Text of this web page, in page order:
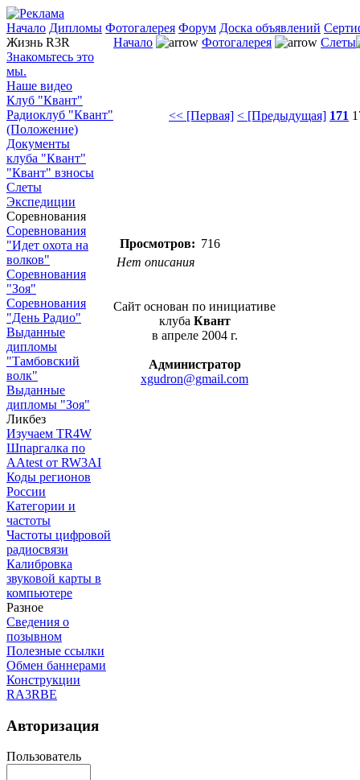
Начало Дипломы Фотогалерея Форум Доска объявлений
Жизнь R3R
Знакомьтесь это
мы.
Наше видео
Клуб "Квант"
Радиоклуб "Квант"
(Положение)
Документы
клуба "Квант"
"Квант" взносы
Слеты
Экспедиции
Соревнования
Соревнования
"Идет охота на
волков"
Соревнования
"Зоя"
Соревнования
"День Радио"
Выданные
дипломы
"Тамбовский
волк"
Выданные
дипломы "Зоя"
Ликбез
Изучаем TR4W
Шпаргалка по
AAtest от RW3AI
Коды регионов
России
Категории и
частоты
Частоты цифровой
радиосвязи
Калибровка
звуковой карты в
компьютере
Разное
Сведения о
позывном
Полезные ссылки
Обмен баннерами
Конструкции
RA3RBE
Авторизация
Пользователь
Начало Фотогалерея Слеты
<< [Первая] < [Предыдущая] 171
Просмотров: 716
Нет описания
Сайт основан по инициативе
клуба Квант
в апреле 2004 г.
Администратор
xgudron@gmail.com